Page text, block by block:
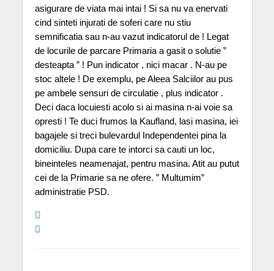
asigurare de viata mai intai ! Si sa nu va enervati
cind sinteti injurati de soferi care nu stiu
semnificatia sau n-au vazut indicatorul de ! Legat
de locurile de parcare Primaria a gasit o solutie ”
desteapta ” ! Pun indicator , nici macar . N-au pe
stoc altele ! De exemplu, pe Aleea Salciilor au pus
pe ambele sensuri de circulatie , plus indicator .
Deci daca locuiesti acolo si ai masina n-ai voie sa
opresti ! Te duci frumos la Kaufland, lasi masina, iei
bagajele si treci bulevardul Independentei pina la
domiciliu. Dupa care te intorci sa cauti un loc,
bineinteles neamenajat, pentru masina. Atit au putut
cei de la Primarie sa ne ofere. ” Multumim”
administratie PSD.